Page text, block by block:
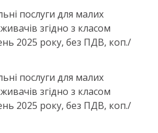
послуги для малих
згідно з класом
2025 року, без ПДВ, коп./
послуги для малих
згідно з класом
2025 року, без ПДВ, коп./